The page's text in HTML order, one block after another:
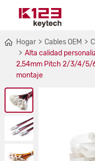
Hogar Cables OEM
Alta calidad
2,54mm Pitch 2/3/4/5/
montaje